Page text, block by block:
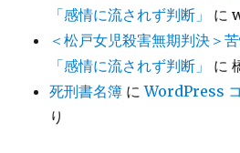
「感情に流されず判断」
に
＜松戸女児殺害無期判決＞
「感情に流されず判断」
に
死刑書名簿 にWordPress
り